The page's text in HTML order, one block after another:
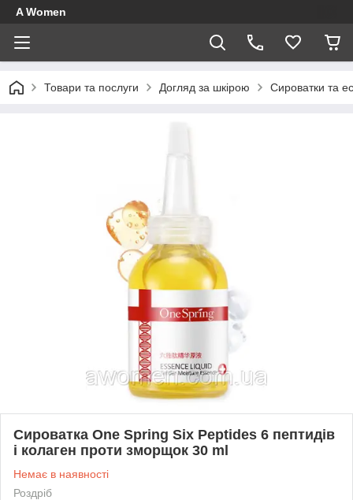
A Women
Товари та послуги Догляд за шкірою Сироватки та
Сироватка One Spring Six Peptides 6 пептидів
і колаген проти зморщок 30 ml
Немає в наявності
Роздріб